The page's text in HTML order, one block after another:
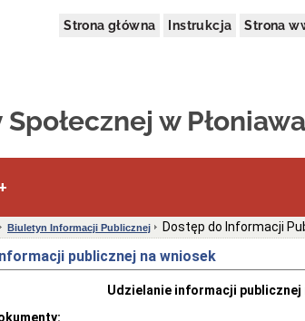
Strona główna Instrukcja Strona
w
Biuletyn Informacji Publicznej Dostęp do Informacji
publicznej na wniosek
Udzielanie informacji publicznej